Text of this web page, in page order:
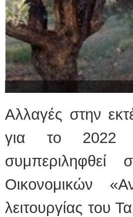
Αλλαγές στην
για το 2022
Οικονομικών
λειτουργίας του